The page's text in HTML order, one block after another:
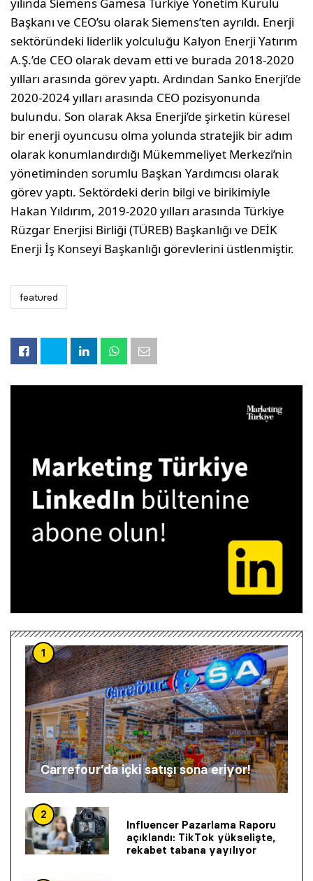
yılında Siemens Gamesa Türkiye Yönetim Kurulu
Başkanı ve CEO’su olarak Siemens’ten ayrıldı. Enerji
sektöründeki liderlik yolculuğu Kalyon Enerji Yatırım
A.Ş.’de CEO olarak devam etti ve burada 2018-2020
yılları arasında görev yaptı. Ardından Sanko Enerji’de
2020-2024 yılları arasında CEO pozisyonunda
bulundu. Son olarak Aksa Enerji’de şirketin küresel
bir enerji oyuncusu olma yolunda stratejik bir adım
olarak konumlandırdığı Mükemmeliyet Merkezi’nin
yönetiminden sorumlu Başkan Yardımcısı olarak
görev yaptı. Sektördeki derin bilgi ve birikimiyle
Hakan Yıldırım, 2019-2020 yılları arasında Türkiye
Rüzgar Enerjisi Birliği (TÜREB) Başkanlığı ve DEİK
Enerji İş Konseyi Başkanlığı görevlerini üstlenmiştir.
featured
1
Carrefour’da içki satışı sona eriyor!
2
Influencer Pazarlama Raporu
açıklandı: TikTok yükselişte,
rekabet tabana yayılıyor